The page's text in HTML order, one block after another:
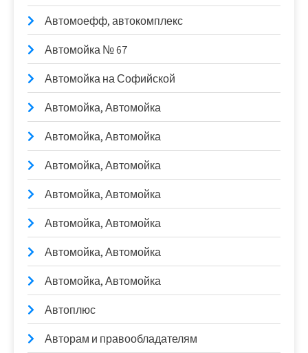
Автомоефф, автокомплекс
Автомойка № 67
Автомойка на Софийской
Автомойка, Автомойка
Автомойка, Автомойка
Автомойка, Автомойка
Автомойка, Автомойка
Автомойка, Автомойка
Автомойка, Автомойка
Автомойка, Автомойка
Автоплюс
Авторам и правообладателям